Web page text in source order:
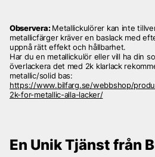
Observera: Metallickulörer kan inte
metallicfärger kräver en baslack med
uppnå rätt effekt och hållbarhet.
Har du en metallickulör eller vill ha din
överlackera det med 2k klarlack
metallic/solid bas:
https://www.bilfarg.se/webbshop/
2k-for-metallic-alla-lacker/
En Unik Tjänst från